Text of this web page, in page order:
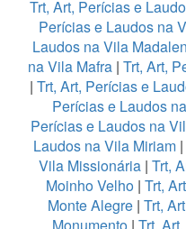
Trt, Art, Perícias e
Perícias e Laudos na
Laudos na Vila
na Vila Mafra | Trt, Art,
| Trt, Art, Perícias e
Perícias e Laudos
Perícias e Laudos na
Laudos na Vila Miriam|
Vila Missionária | Trt,
Moinho Velho | Trt,
Monte Alegre| Trt,